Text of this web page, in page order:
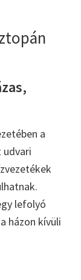
a
lefolyó
házon kívüli